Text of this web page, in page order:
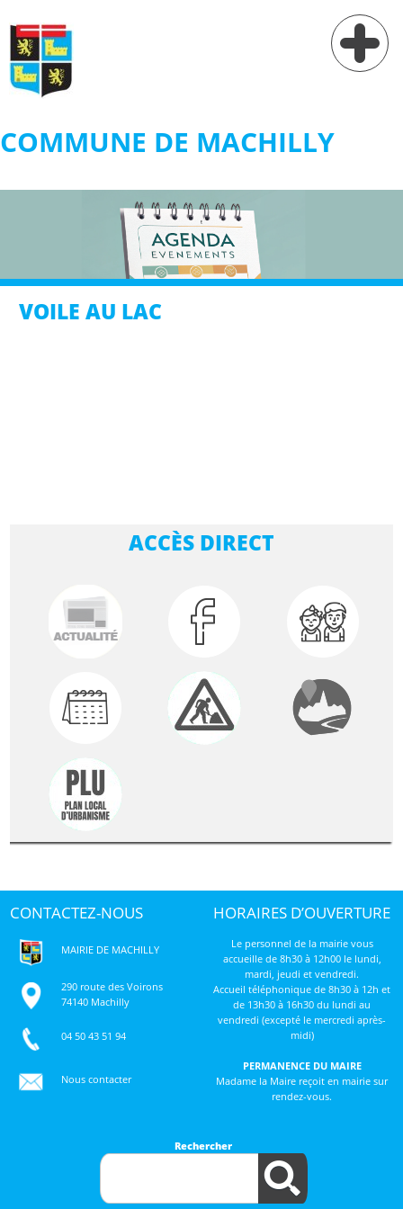
COMMUNE DE MACHILLY
Vie pratique
Services
Village
VOILE AU LAC
ACCÈS DIRECT
CONTACTEZ-NOUS
MAIRIE DE MACHILLY
290 route des Voirons
74140 Machilly
04 50 43 51 94
Nous contacter
HORAIRES D’OUVERTURE
Le personnel de la mairie vous
accueille de 8h30 à 12h00 le lundi,
mardi, jeudi et vendredi.
Accueil téléphonique de 8h30 à 12h et
de 13h30 à 16h30 du lundi au
vendredi (excepté le mercredi après-
midi)
PERMANENCE DU MAIRE
Madame la Maire reçoit en mairie sur
rendez-vous.
Rechercher